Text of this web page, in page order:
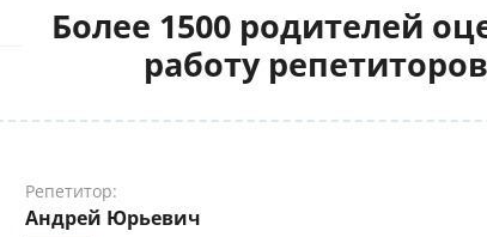
Более 1500 родителей
работу репетиторов
Репетитор:
Андрей Юрьевич